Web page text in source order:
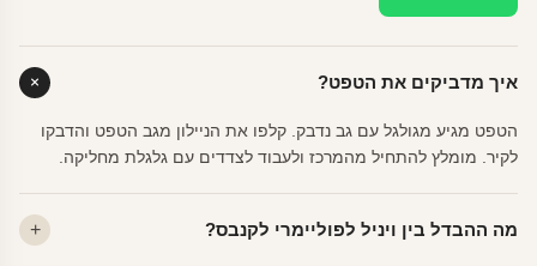
איך מדביקים את הטפט?
הטפט מגיע מגולגל עם גב נדבק. קלפו את הניילון מגב הטפט והדבקו
לקיר. מומלץ להתחיל מהמרכז ולעבוד לצדדים עם גלגלת מחליקה.
מה ההבדל בין ויניל לפוליימרי לקנבס?